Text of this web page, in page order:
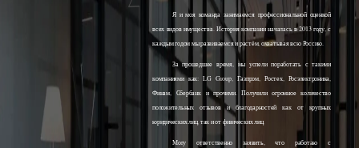
Я и моя команда занимаемся профессиональной оценкой
всех видов имущества. История компании началась в 2013 году, с
каждым годом мы развиваемся и растём, охватывая всю Россию.
За прошедшее время, мы успели поработать с такими
компаниями как: LG Group, Газпром, Ростех, Росэлектроника,
Финам, Сбербанк и прочими. Получили огромное количество
положительных отзывов и благодарностей как от крупных
юридических лиц, так и от физических лиц.
Могу ответственно заявить, что работаю с